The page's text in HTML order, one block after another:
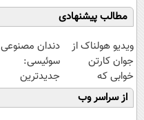
مطالب پیشنهادی
ویدیو هولناک از
جوان کارتن
خوابی که
میلیاردر شد.
آموزش رایگان
دندان مصنوعی
سوئیسی:
جدیدترین
فناوری اروپا،
سبک و مقاوم |
از سراسر وب